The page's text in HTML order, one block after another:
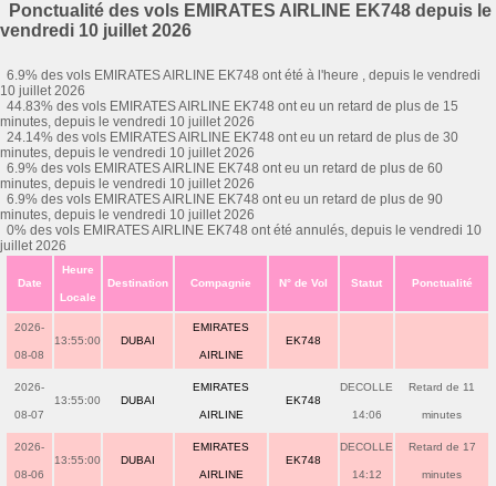
Ponctualité des vols EMIRATES AIRLINE EK748 depuis le
vendredi 10 juillet 2026
6.9% des vols EMIRATES AIRLINE EK748 ont été à l'heure , depuis le vendredi
10 juillet 2026
44.83% des vols EMIRATES AIRLINE EK748 ont eu un retard de plus de 15
minutes, depuis le vendredi 10 juillet 2026
24.14% des vols EMIRATES AIRLINE EK748 ont eu un retard de plus de 30
minutes, depuis le vendredi 10 juillet 2026
6.9% des vols EMIRATES AIRLINE EK748 ont eu un retard de plus de 60
minutes, depuis le vendredi 10 juillet 2026
6.9% des vols EMIRATES AIRLINE EK748 ont eu un retard de plus de 90
minutes, depuis le vendredi 10 juillet 2026
0% des vols EMIRATES AIRLINE EK748 ont été annulés, depuis le vendredi 10
juillet 2026
Date
Heure
Locale
Destination Compagnie N° de Vol Statut Ponctualité
2026-
08-08
13:55:00 DUBAI
EMIRATES
AIRLINE
EK748
2026-
08-07
13:55:00 DUBAI
EMIRATES
AIRLINE
EK748
DECOLLE
14:06
Retard de 11
minutes
2026-
08-06
13:55:00 DUBAI
EMIRATES
AIRLINE
EK748
DECOLLE
14:12
Retard de 17
minutes